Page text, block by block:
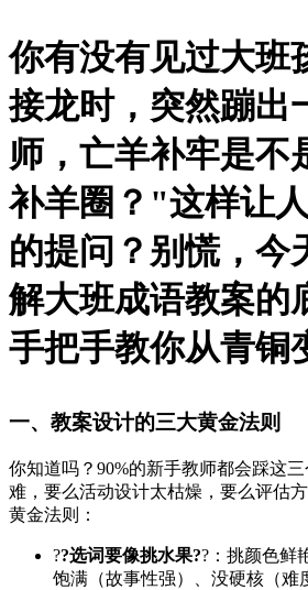
你有没有见过大班
接龙时，突然蹦出
师，亡羊补牢是不
补羊圈？"这样让
的提问？别慌，今
解大班成语教案的
手把手教你从青铜
一、教案设计的三大黄金法则
你知道吗？90%的新手教师都会踩这
难，要么活动设计太枯燥，要么评估
黄金法则：
??选词要像挑水果??：挑颜色鲜
饱满（故事性强）、没硬核（难